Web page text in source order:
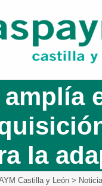
amplía
la
Castilla y León >